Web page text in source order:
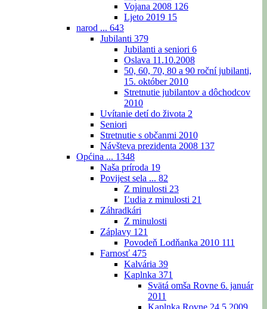
Vojana 2008 126
Ljeto 2019 15
narod ... 643
Jubilanti 379
Jubilanti a seniori 6
Oslava 11.10.2008
50, 60, 70, 80 a 90 roční jubilanti,
15. október 2010
Stretnutie jubilantov a dôchodcov
2010
Uvítanie detí do života 2
Seniori
Stretnutie s občanmi 2010
Návšteva prezidenta 2008 137
Općina ... 1348
Naša príroda 19
Povijest sela ... 82
Z minulosti 23
Ľudia z minulosti 21
Záhradkári
Z minulosti
Záplavy 121
Povodeň Lodňanka 2010 111
Farnosť 475
Kalvária 39
Kaplnka 371
Svätá omša Rovne 6. január
2011
Kaplnka Rovne 24.5.2009